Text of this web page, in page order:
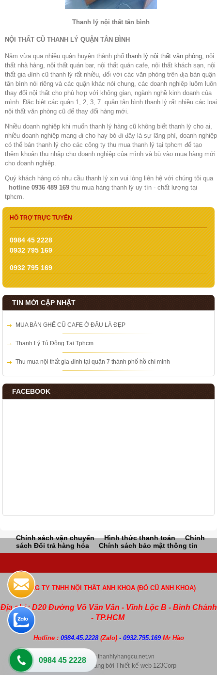
Thanh lý nội thất tân bình
NỘI THẤT CŨ THANH LÝ QUẬN TÂN BÌNH
Năm vừa qua nhiều quận huyện thành phố thanh lý nội thất văn phòng , nội
thất nhà hàng, nội thất quán bar, nội thất quán cafe, nội thất khách sạn, nội
thất gia đình cũ thanh lý rất nhiều, đối với các văn phòng trên địa bàn quận
tân bình nói riêng và các quận khác nói chung, các doanh nghiêp luôm luôn
thay đổi nội thất cho phù hợp với không gian, ngành nghề kinh doanh của
mình. Đặc biệt các quận 1, 2, 3, 7. quận tân bình thanh lý rất nhiều các loại
nội thất văn phòng cũ để thay đổi hàng mới.
Nhiều doanh nghiệp khi muốn thanh lý hàng cũ không biết thanh lý cho ai,
nhiều doanh nghiệp mang đi cho hay bỏ đi đây là sự lãng phí, doanh nghiệp
có thể bán thanh lý cho các công ty thu mua thanh lý tại tphcm để tạo
thêm khoản thu nhập cho doanh nghiệp của mình và bù vào mua hàng mới
cho doanh nghiệp.
Quý khách hàng có nhu cầu thanh lý xin vui lòng liên hệ với chúng tôi qua
hotline 0936 489 169 thu mua hàng thanh lý uy tín - chất lượng tại
tphcm.
HỔ TRỢ TRỰC TUYẾN
0984 45 2228
0932 795 169
0932 795 169
TIN MỚI CẬP NHẬT
MUA BÀN GHẾ CŨ CAFE Ở ĐÂU LÀ ĐẸP
Thanh Lý Tủ Đông Tại Tphcm
Thu mua nội thất gia đình tại quận 7 thành phố hồ chí minh
FACEBOOK
Chính sách vận chuyển Hình thức thanh toán
Chính
sách Đổi trả hàng hóa
Chính sách bảo mật thông tin
CÔNG TY TNHH NỘI THẤT ANH KHOA (ĐỒ CŨ ANH KHOA)
Địa chỉ : D20 Đường Võ Văn Vân - Vĩnh Lộc B - Bình Chánh
- TP.HCM
Hotline : 0984.45.2228 (Zalo) - 0932.795.169 Mr Hào
Copyright by thanhlyhangcu.net.vn
Thiết kế web bán hàng bởi Thiết kế web 123Corp
0984 45 2228